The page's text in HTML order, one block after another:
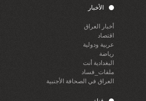
الأخبار
أخبار العراق
اقتصاد
عربية ودولية
رياضة
البغدادية أنت
ملفات_فساد
العراق في الصحافة الأجنبية